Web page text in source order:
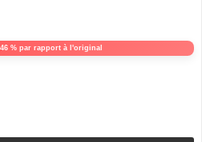
% par rapport à l'original